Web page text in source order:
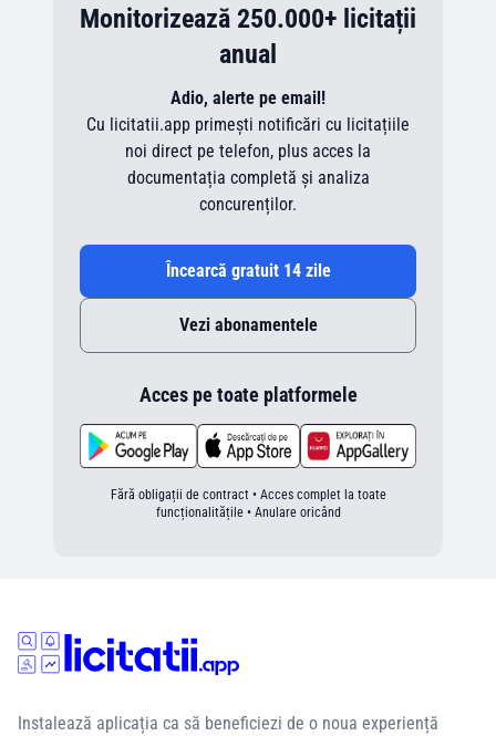
Monitorizează 250.000+ licitații
anual
Adio, alerte pe email!
Cu licitatii.app primești notificări cu licitațiile
noi direct pe telefon, plus acces la
documentația completă și analiza
concurenților.
Încearcă gratuit 14 zile
Vezi abonamentele
Acces pe toate platformele
Fără obligații de contract • Acces complet la toate
funcționalitățile • Anulare oricând
Instalează aplicația ca să beneficiezi de o noua experiență